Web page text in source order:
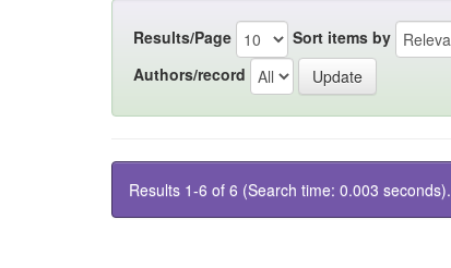
Results/Page Sort items by
Authors/record
Results 1-6 of 6 (Search time: 0.003 seconds).